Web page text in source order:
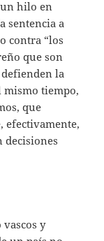
hilo en
sentencia a
contra “los
que son
la
tiempo,
que
efectivamente,
decisiones
vascos y